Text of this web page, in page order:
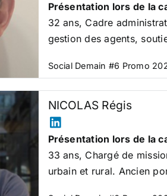
Présentation lors de la
32 ans, Cadre
gestion des agents,
Social Demain #6 Promo
NICOLAS Régis
Présentation lors de la
33 ans, Chargé de
urbain et rural. Ancien